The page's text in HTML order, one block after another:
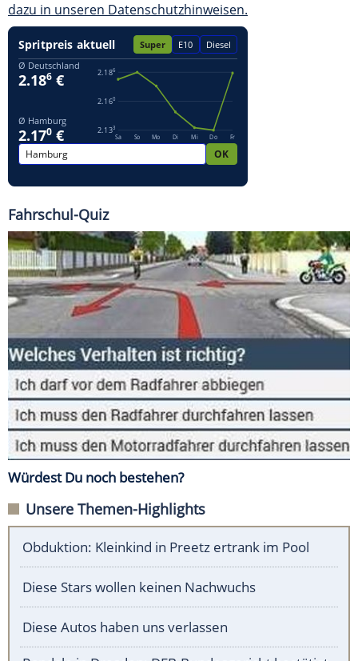
dazu in unseren Datenschutzhinweisen.
Fahrschul-Quiz
Würdest Du noch bestehen?
Unsere Themen-Highlights
Obduktion: Kleinkind in Preetz ertrank im Pool
Diese Stars wollen keinen Nachwuchs
Diese Autos haben uns verlassen